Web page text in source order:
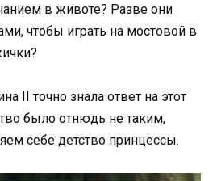
в животе? Разве они
чтобы играть на мостовой в
II точно знала ответ на этот
было отнюдь не таким,
себе детство принцессы.